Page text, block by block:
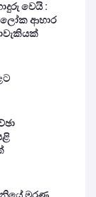
වෙයි :
ආහාර